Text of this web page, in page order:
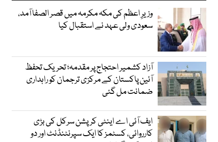
وزیرِ اعظم کی مکہ مکرمہ میں قصر الصفا آمد،
سعودی ولی عہد نے استقبال کیا
آزاد کشمیر احتجاج پر مقدمہ؛ تحریک تحفظ
آئین پاکستان کے مرکزی ترجمان کو راہداری
ضمانت مل گئی
ایف آئی اے اینٹی کرپشن سرکل کی بڑی
کارروائی، کسٹمز کا ایک سپرنٹنڈنٹ اور دو